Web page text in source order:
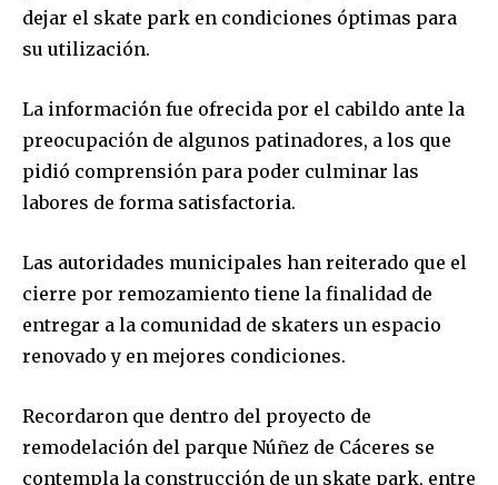
dejar el skate park en condiciones óptimas para
su utilización.
La información fue ofrecida por el cabildo ante la
preocupación de algunos patinadores, a los que
pidió comprensión para poder culminar las
labores de forma satisfactoria.
Las autoridades municipales han reiterado que el
cierre por remozamiento tiene la finalidad de
entregar a la comunidad de skaters un espacio
renovado y en mejores condiciones.
Recordaron que dentro del proyecto de
remodelación del parque Núñez de Cáceres se
contempla la construcción de un skate park, entre